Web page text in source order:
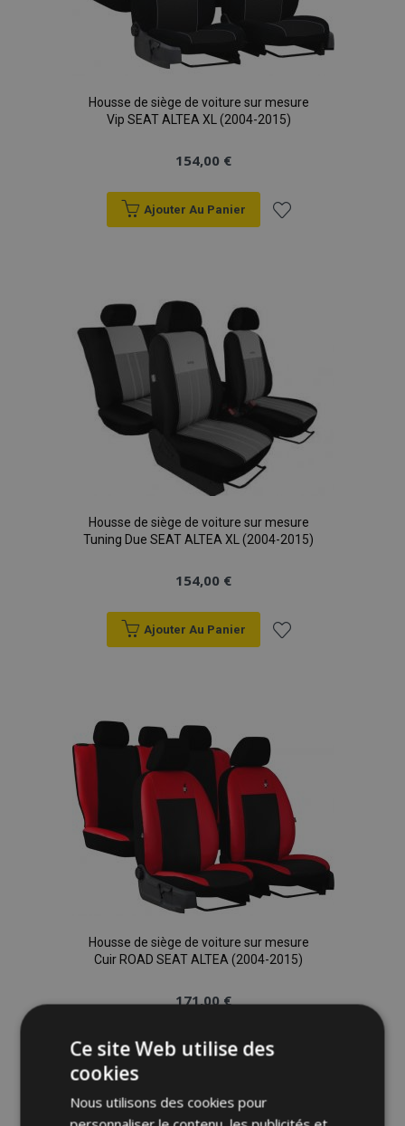
Housse de siège de voiture sur mesure
Vip SEAT ALTEA XL (2004-2015)
154,00 €
Ajouter Au Panier
d'achats
Housse de siège de voiture sur mesure
Tuning Due SEAT ALTEA XL (2004-2015)
154,00 €
Ajouter Au Panier
liste
d'achats
Housse de siège de voiture sur mesure
Cuir ROAD SEAT ALTEA (2004-2015)
171,00 €
Ajouter Au Panier
à la
Ce site Web utilise des
cookies
Nous utilisons des cookies pour